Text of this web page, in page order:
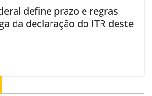
define prazo e regras
da declaração do ITR deste